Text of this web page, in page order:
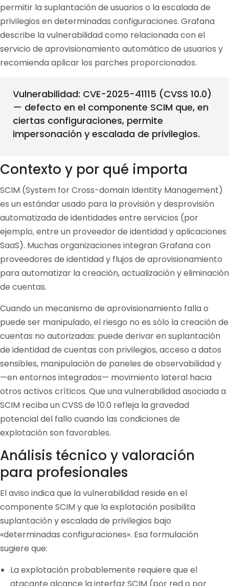
permitir la suplantación de usuarios o la escalada de
privilegios en determinadas configuraciones. Grafana
describe la vulnerabilidad como relacionada con el
servicio de aprovisionamiento automático de usuarios y
recomienda aplicar los parches proporcionados.
Vulnerabilidad: CVE-2025-41115 (CVSS 10.0)
— defecto en el componente SCIM que, en
ciertas configuraciones, permite
impersonación y escalada de privilegios.
Contexto y por qué importa
SCIM (System for Cross-domain Identity Management)
es un estándar usado para la provisión y desprovisión
automatizada de identidades entre servicios (por
ejemplo, entre un proveedor de identidad y aplicaciones
SaaS). Muchas organizaciones integran Grafana con
proveedores de identidad y flujos de aprovisionamiento
para automatizar la creación, actualización y eliminación
de cuentas.
Cuando un mecanismo de aprovisionamiento falla o
puede ser manipulado, el riesgo no es sólo la creación de
cuentas no autorizadas: puede derivar en suplantación
de identidad de cuentas con privilegios, acceso a datos
sensibles, manipulación de paneles de observabilidad y
—en entornos integrados— movimiento lateral hacia
otros activos críticos. Que una vulnerabilidad asociada a
SCIM reciba un CVSS de 10.0 refleja la gravedad
potencial del fallo cuando las condiciones de
explotación son favorables.
Análisis técnico y valoración
para profesionales
El aviso indica que la vulnerabilidad reside en el
componente SCIM y que la explotación posibilita
suplantación y escalada de privilegios bajo
«determinadas configuraciones». Esa formulación
sugiere que:
La explotación probablemente requiere que el